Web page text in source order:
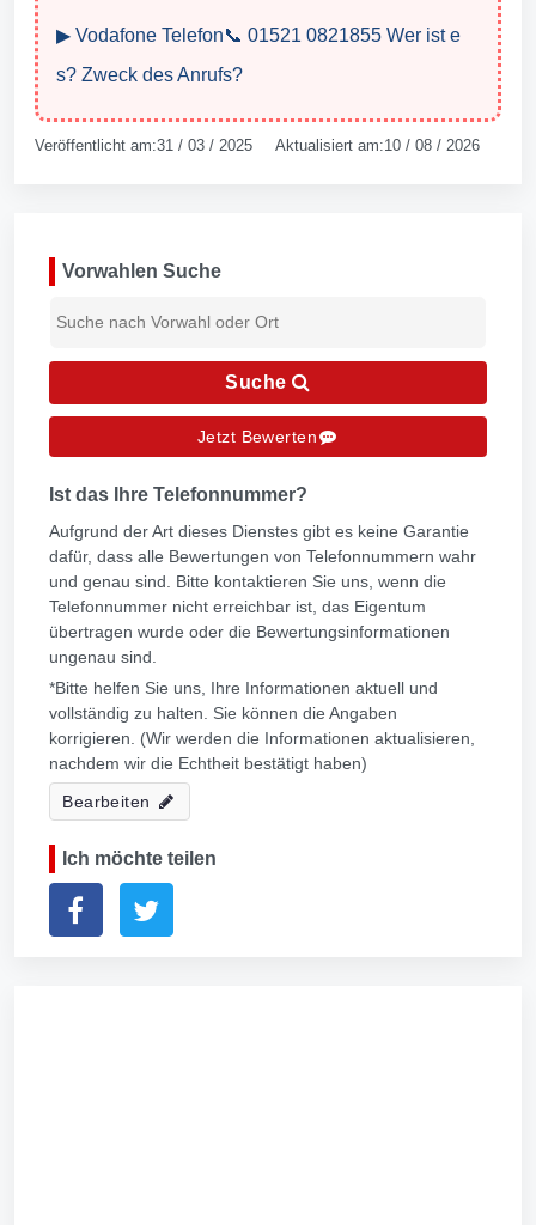
▶ Vodafone Telefon📞 01521 0821855 Wer ist e
s? Zweck des Anrufs?
Veröffentlicht am:31 / 03 / 2025 Aktualisiert am:10 / 08 / 2026
Vorwahlen Suche
Suche
Jetzt Bewerten
Ist das Ihre Telefonnummer?
Aufgrund der Art dieses Dienstes gibt es keine Garantie
dafür, dass alle Bewertungen von Telefonnummern wahr
und genau sind. Bitte kontaktieren Sie uns, wenn die
Telefonnummer nicht erreichbar ist, das Eigentum
übertragen wurde oder die Bewertungsinformationen
ungenau sind.
*Bitte helfen Sie uns, Ihre Informationen aktuell und
vollständig zu halten. Sie können die Angaben
korrigieren. (Wir werden die Informationen aktualisieren,
nachdem wir die Echtheit bestätigt haben)
Bearbeiten
Ich möchte teilen